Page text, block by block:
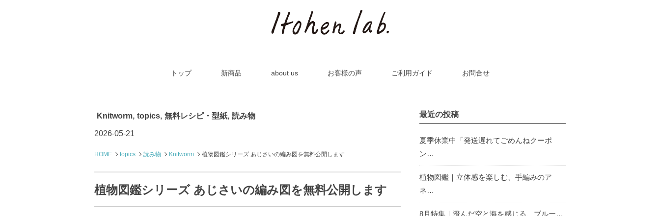
トップ 新商品 about us お客様の声 ご利用ガイド お問合せ
Knitworm, topics, 無料レシピ・型紙, 読み物
2026-05-21
HOME topics 読み物 Knitworm 植物図鑑シリーズ あじさいの編み図を無料公開します
植物図鑑シリーズ あじさいの編み図を無料公開します
最近の投稿
夏季休業中「発送遅れてごめんねクーポ
ン…
植物図鑑｜立体感を楽しむ、手編みのア
ネ…
8月特集｜澄んだ空と海を感じる、ブルー…